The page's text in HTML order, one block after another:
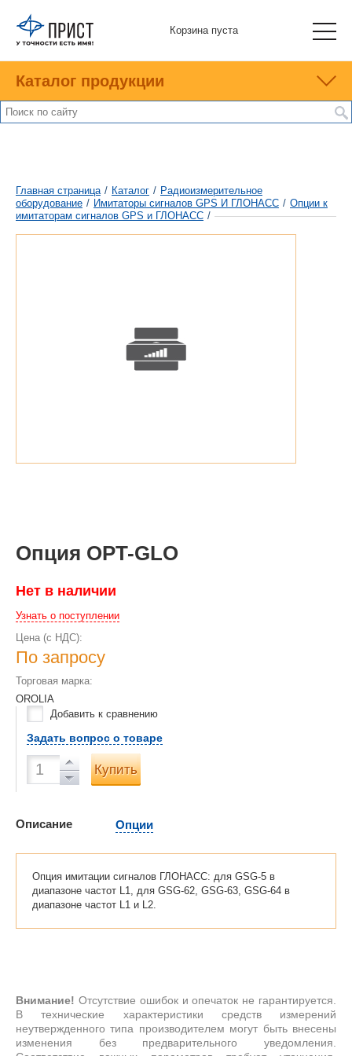
Корзина пуста
Каталог продукции
Главная страница / Каталог / Радиоизмерительное
оборудование / Имитаторы сигналов GPS И ГЛОНАСС / Опции к
имитаторам сигналов GPS и ГЛОНАСС /
Опция OPT-GLO
Нет в наличии
Узнать о поступлении
Цена (с НДС):
По запросу
Торговая марка:
OROLIA
Добавить к сравнению
Задать вопрос о товаре
Купить
Описание Опции
Опция имитации сигналов ГЛОНАСС: для GSG-5 в
диапазоне частот L1, для GSG-62, GSG-63, GSG-64 в
диапазоне частот L1 и L2.
Внимание! Отсутствие ошибок и опечаток не гарантируется.
В технические характеристики средств измерений
неутвержденного типа производителем могут быть внесены
изменения без предварительного уведомления.